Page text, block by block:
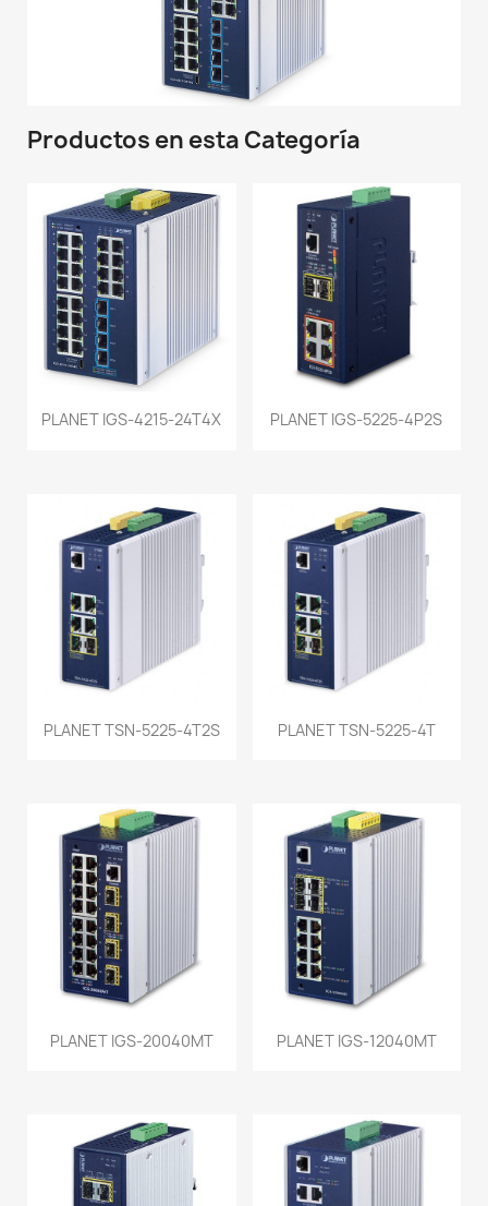
Productos en esta Categoría
PLANET IGS-4215-24T4X PLANET IGS-5225-4P2S
PLANET TSN-5225-4T2S PLANET TSN-5225-4T
PLANET IGS-20040MT PLANET IGS-12040MT